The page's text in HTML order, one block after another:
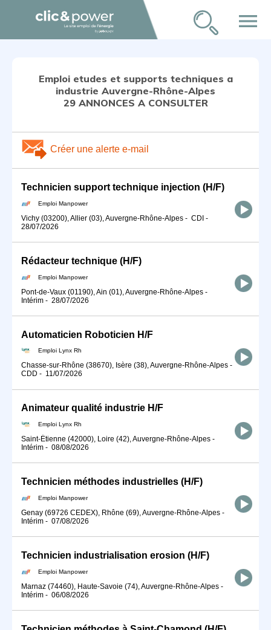
menu
Emploi etudes et supports techniques a
industrie Auvergne-Rhône-Alpes
29 ANNONCES A CONSULTER
Créer une alerte e-mail
Technicien support technique injection (H/F)
Emploi Manpower
Vichy (03200), Allier (03), Auvergne-Rhône-Alpes - CDI -
28/07/2026
Rédacteur technique (H/F)
Emploi Manpower
Pont-de-Vaux (01190), Ain (01), Auvergne-Rhône-Alpes -
Intérim - 28/07/2026
Automaticien Roboticien H/F
Emploi Lynx Rh
Chasse-sur-Rhône (38670), Isère (38), Auvergne-Rhône-Alpes -
CDD - 11/07/2026
Animateur qualité industrie H/F
Emploi Lynx Rh
Saint-Étienne (42000), Loire (42), Auvergne-Rhône-Alpes -
Intérim - 08/08/2026
Technicien méthodes industrielles (H/F)
Emploi Manpower
Genay (69726 CEDEX), Rhône (69), Auvergne-Rhône-Alpes -
Intérim - 07/08/2026
Technicien industrialisation erosion (H/F)
Emploi Manpower
Marnaz (74460), Haute-Savoie (74), Auvergne-Rhône-Alpes -
Intérim - 06/08/2026